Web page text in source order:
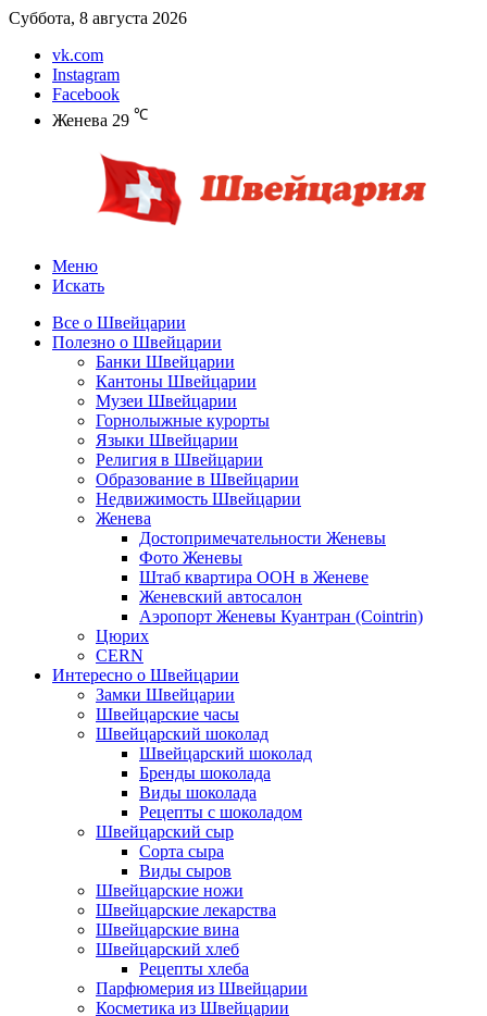
Суббота, 8 августа 2026
vk.com
Instagram
Facebook
Женева 29 ℃
Меню
Искать
Все о Швейцарии
Полезно о Швейцарии
Банки Швейцарии
Кантоны Швейцарии
Музеи Швейцарии
Горнолыжные курорты
Языки Швейцарии
Религия в Швейцарии
Образование в Швейцарии
Недвижимость Швейцарии
Женева
Достопримечательности Женевы
Фото Женевы
Штаб квартира ООН в Женеве
Женевский автосалон
Аэропорт Женевы Куантран (Cointrin)
Цюрих
CERN
Интересно о Швейцарии
Замки Швейцарии
Швейцарские часы
Швейцарский шоколад
Швейцарский шоколад
Бренды шоколада
Виды шоколада
Рецепты с шоколадом
Швейцарский сыр
Сорта сыра
Виды сыров
Швейцарские ножи
Швейцарские лекарства
Швейцарские вина
Швейцарский хлеб
Рецепты хлеба
Парфюмерия из Швейцарии
Косметика из Швейцарии